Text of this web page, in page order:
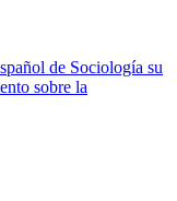
de Sociología su
sobre la